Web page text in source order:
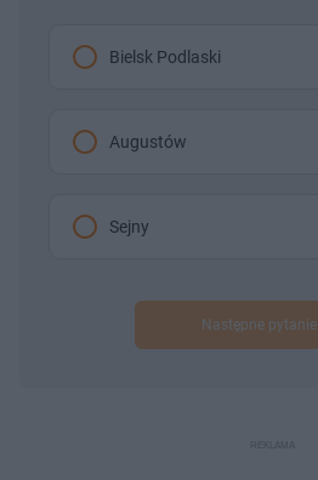
Bielsk Podlaski
Augustów
Sejny
Następne pytanie